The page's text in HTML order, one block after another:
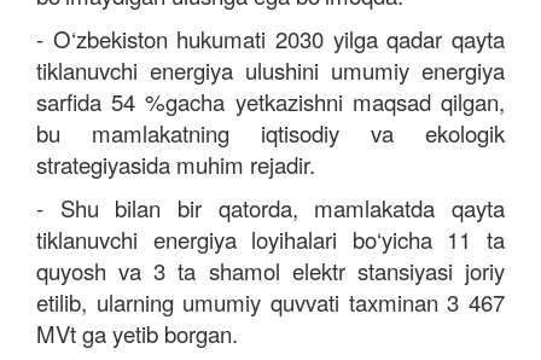
- O‘zbekiston hukumati 2030 yilga qadar qayta
tiklanuvchi energiya ulushini umumiy energiya
sarfida 54 %gacha yetkazishni maqsad qilgan,
bu mamlakatning iqtisodiy va ekologik
strategiyasida muhim rejadir.
- Shu bilan bir qatorda, mamlakatda qayta
tiklanuvchi energiya loyihalari bo‘yicha 11 ta
quyosh va 3 ta shamol elektr stansiyasi joriy
etilib, ularning umumiy quvvati taxminan 3 467
MVt ga yetib borgan.